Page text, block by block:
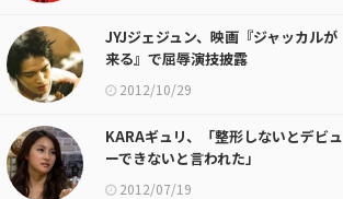
JYJジェジュン、映画『ジャッカルが
来る』で屈辱演技披露
2012/10/29
KARAギュリ、「整形しないとデビュ
ーできないと言われた」
2012/07/19